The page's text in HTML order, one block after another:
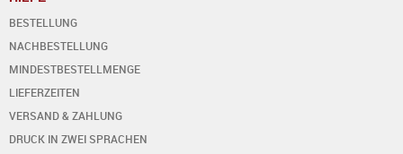
BESTELLUNG
NACHBESTELLUNG
MINDESTBESTELLMENGE
LIEFERZEITEN
VERSAND & ZAHLUNG
DRUCK IN ZWEI SPRACHEN